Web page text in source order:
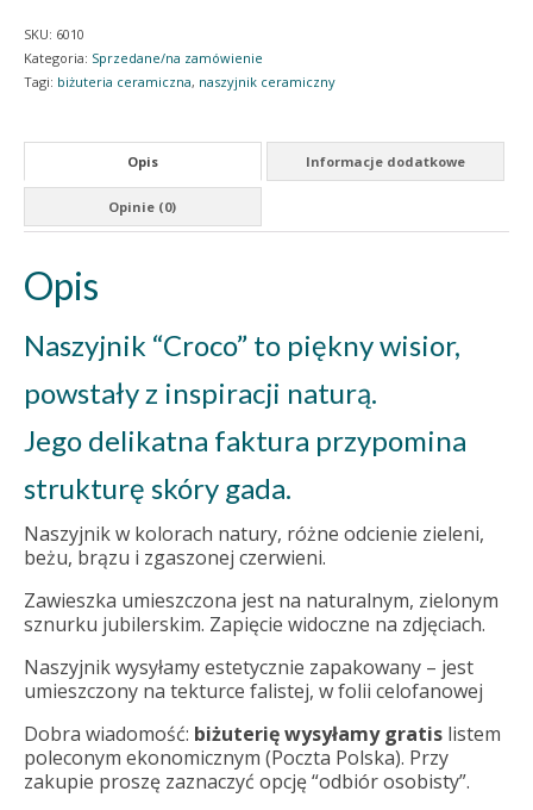
SKU: 6010
Kategoria: Sprzedane/na zamówienie
Tagi: biżuteria ceramiczna, naszyjnik ceramiczny
Opis Informacje dodatkowe
Opinie (0)
Opis
Naszyjnik “Croco” to piękny wisior,
powstały z inspiracji naturą.
Jego delikatna faktura przypomina
strukturę skóry gada.
Naszyjnik w kolorach natury, różne odcienie zieleni,
beżu, brązu i zgaszonej czerwieni.
Zawieszka umieszczona jest na naturalnym, zielonym
sznurku jubilerskim. Zapięcie widoczne na zdjęciach.
Naszyjnik wysyłamy estetycznie zapakowany – jest
umieszczony na tekturce falistej, w folii celofanowej
Dobra wiadomość: biżuterię wysyłamy gratis listem
poleconym ekonomicznym (Poczta Polska). Przy
zakupie proszę zaznaczyć opcję “odbiór osobisty”.